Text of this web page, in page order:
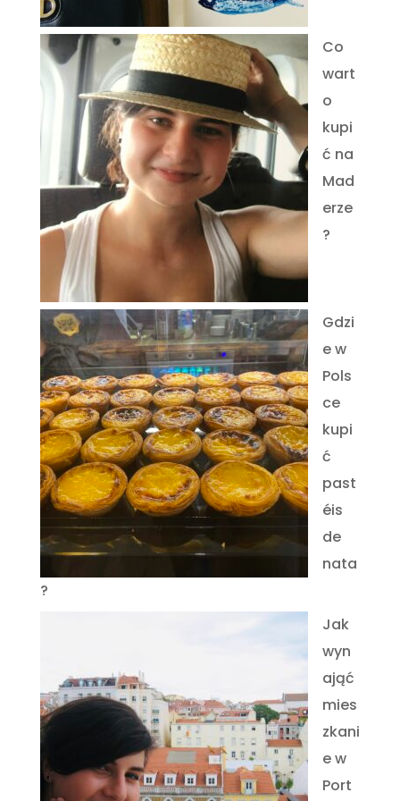
Co
wart
o
kupi
ć na
Mad
erze
?
Gdzi
e w
Pols
ce
kupi
ć
past
éis
de
nata
?
Jak
wyn
ająć
mies
zkani
e w
Port